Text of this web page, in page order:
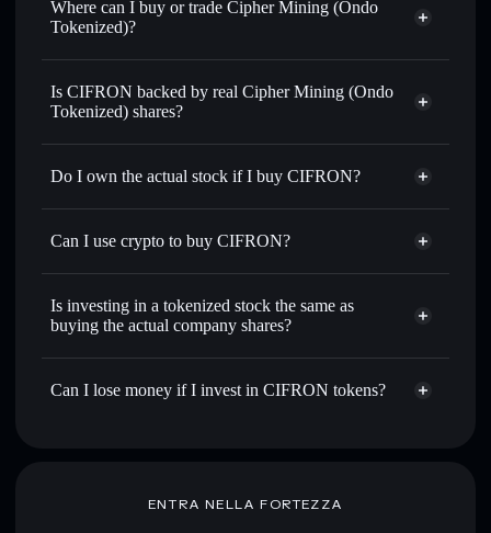
6.98%
Where can I buy or trade Cipher Mining (Ondo
Tokenized)?
Is CIFRON backed by real Cipher Mining (Ondo
Tokenized) shares?
Do I own the actual stock if I buy CIFRON?
Can I use crypto to buy CIFRON?
Is investing in a tokenized stock the same as
buying the actual company shares?
Can I lose money if I invest in CIFRON tokens?
ENTRA NELLA FORTEZZA